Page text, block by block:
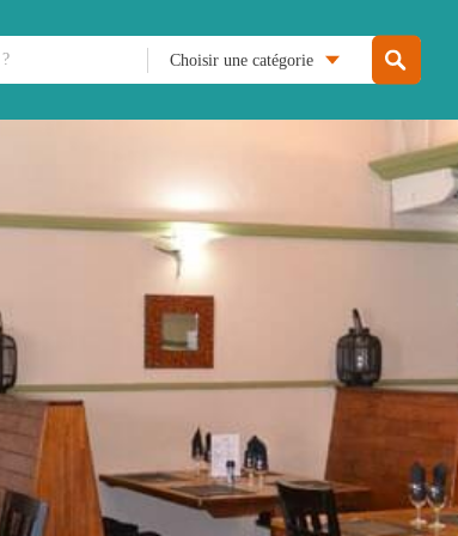
Choisir une catégorie